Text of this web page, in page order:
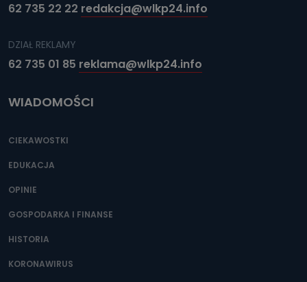
62 735 22 22 redakcja@wlkp24.info
DZIAŁ REKLAMY
62 735 01 85 reklama@wlkp24.info
WIADOMOŚCI
CIEKAWOSTKI
EDUKACJA
OPINIE
GOSPODARKA I FINANSE
HISTORIA
KORONAWIRUS